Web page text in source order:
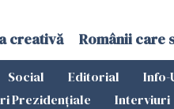
creativă Românii care
Social Editorial Info-
Prezidențiale Interviuri